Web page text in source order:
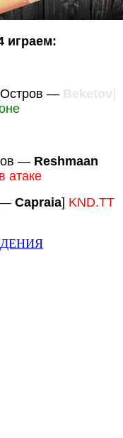
играем:
— Beketov]
— Reshmaan
атаке
— Capraia] KND.TT